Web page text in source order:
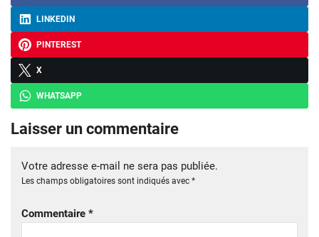
LINKEDIN
PINTEREST
X
WHATSAPP
Laisser un commentaire
Votre adresse e-mail ne sera pas publiée.
Les champs obligatoires sont indiqués avec *
Commentaire *